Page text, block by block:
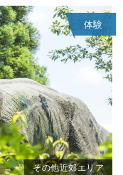
体験
その他近郊エリア